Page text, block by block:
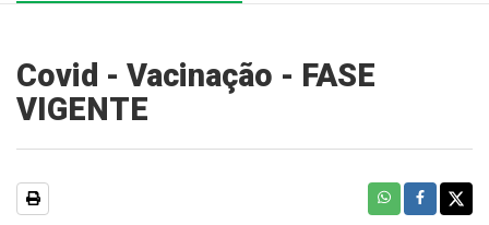
Covid - Vacinação - FASE
VIGENTE